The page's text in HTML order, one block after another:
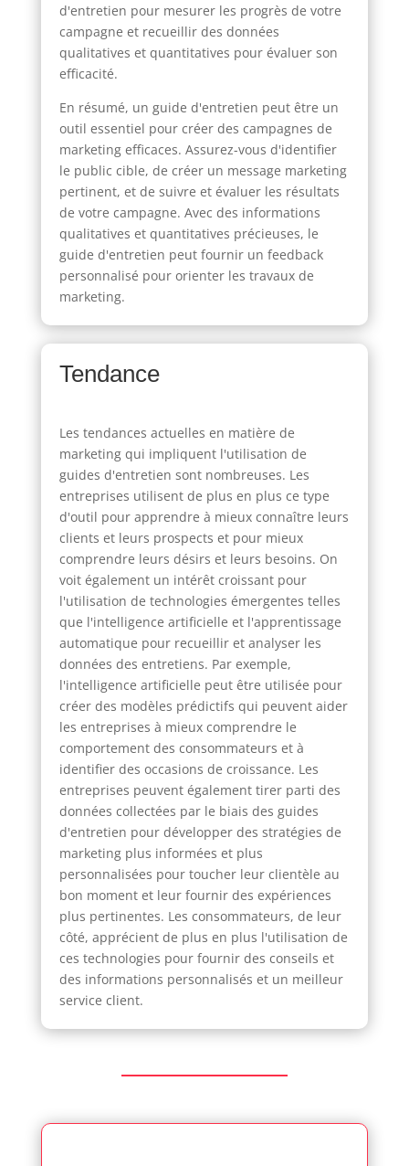
d'entretien pour mesurer les progrès de votre
campagne et recueillir des données
qualitatives et quantitatives pour évaluer son
efficacité.
En résumé, un guide d'entretien peut être un
outil essentiel pour créer des campagnes de
marketing efficaces. Assurez-vous d'identifier
le public cible, de créer un message marketing
pertinent, et de suivre et évaluer les résultats
de votre campagne. Avec des informations
qualitatives et quantitatives précieuses, le
guide d'entretien peut fournir un feedback
personnalisé pour orienter les travaux de
marketing.
Tendance
Les tendances actuelles en matière de
marketing qui impliquent l'utilisation de
guides d'entretien sont nombreuses. Les
entreprises utilisent de plus en plus ce type
d'outil pour apprendre à mieux connaître leurs
clients et leurs prospects et pour mieux
comprendre leurs désirs et leurs besoins. On
voit également un intérêt croissant pour
l'utilisation de technologies émergentes telles
que l'intelligence artificielle et l'apprentissage
automatique pour recueillir et analyser les
données des entretiens. Par exemple,
l'intelligence artificielle peut être utilisée pour
créer des modèles prédictifs qui peuvent aider
les entreprises à mieux comprendre le
comportement des consommateurs et à
identifier des occasions de croissance. Les
entreprises peuvent également tirer parti des
données collectées par le biais des guides
d'entretien pour développer des stratégies de
marketing plus informées et plus
personnalisées pour toucher leur clientèle au
bon moment et leur fournir des expériences
plus pertinentes. Les consommateurs, de leur
côté, apprécient de plus en plus l'utilisation de
ces technologies pour fournir des conseils et
des informations personnalisés et un meilleur
service client.